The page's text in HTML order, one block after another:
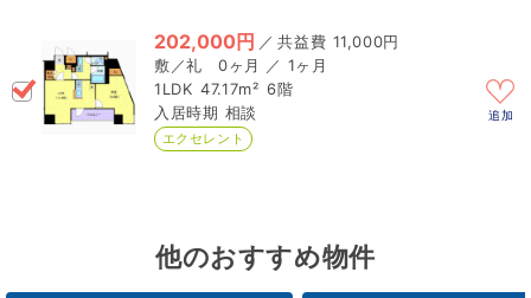
202,000円 ／
11,000円
0ヶ月 ／ 1ヶ月
1LDK 47.17m² 6階
相談
エクセレント
追加
他のおすすめ物件